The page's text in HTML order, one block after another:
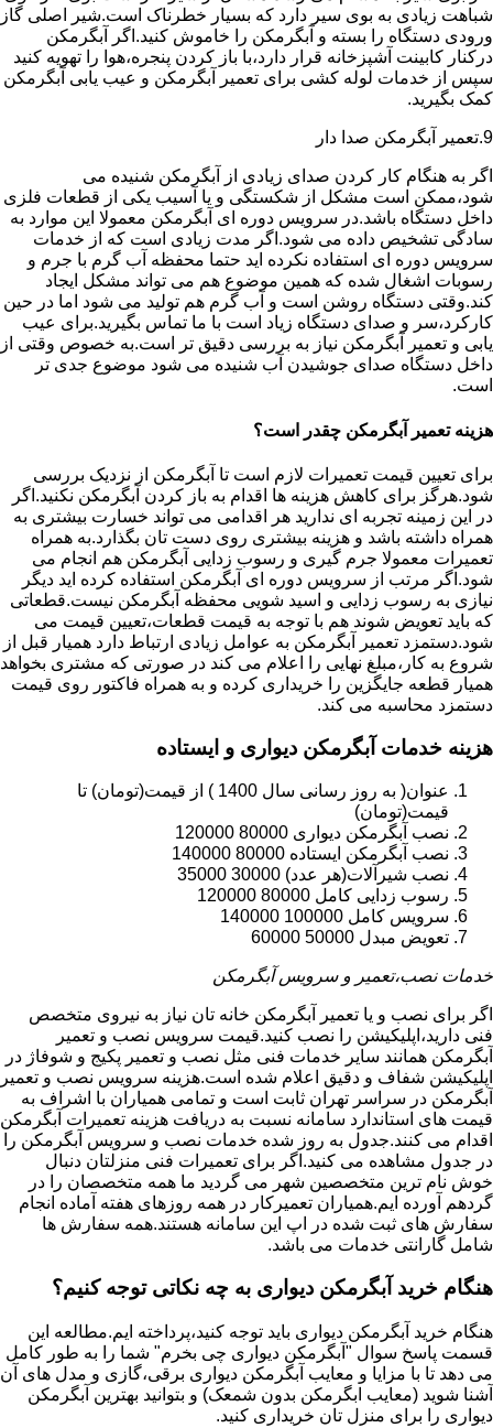
شباهت زیادی به بوی سیر دارد که بسیار خطرناک است.شیر اصلی گاز
ورودی دستگاه را بسته و آبگرمکن را خاموش کنید.اگر آبگرمکن
درکنار کابینت آشپزخانه قرار دارد،با باز کردن پنجره،هوا را تهویه کنید
سپس از خدمات لوله کشی برای تعمیر آبگرمکن و عیب یابی آبگرمکن
کمک بگیرید.
9.تعمیر آبگرمکن صدا دار
اگر به هنگام کار کردن صدای زیادی از آبگرمکن شنیده می
شود،ممکن است مشکل از شکستگی و یا آسیب یکی از قطعات فلزی
داخل دستگاه باشد.در سرویس دوره ای آبگرمکن معمولا این موارد به
سادگی تشخیص داده می شود.اگر مدت زیادی است که از خدمات
سرویس دوره ای استفاده نکرده اید حتما محفظه آب گرم با جرم و
رسوبات اشغال شده که همین موضوع هم می تواند مشکل ایجاد
کند.وقتی دستگاه روشن است و آب گرم هم تولید می شود اما در حین
کارکرد،سر و صدای دستگاه زیاد است با ما تماس بگیرید.برای عیب
یابی و تعمیر آبگرمکن نیاز به بررسی دقیق تر است.به خصوص وقتی از
داخل دستگاه صدای جوشیدن آب شنیده می شود موضوع جدی تر
است.
هزینه تعمیر آبگرمکن چقدر است؟
برای تعیین قیمت تعمیرات لازم است تا آبگرمکن از نزدیک بررسی
شود.هرگز برای کاهش هزینه ها اقدام به باز کردن آبگرمکن نکنید.اگر
در این زمینه تجربه ای ندارید هر اقدامی می تواند خسارت بیشتری به
همراه داشته باشد و هزینه بیشتری روی دست تان بگذارد.به همراه
تعمیرات معمولا جرم گیری و رسوب زدایی آبگرمکن هم انجام می
شود.اگر مرتب از سرویس دوره ای آبگرمکن استفاده کرده اید دیگر
نیازی به رسوب زدایی و اسید شویی محفظه آبگرمکن نیست.قطعاتی
که باید تعویض شوند هم با توجه به قیمت قطعات،تعیین قیمت می
شود.دستمزد تعمیر آبگرمکن به عوامل زیادی ارتباط دارد همیار قبل از
شروع به کار،مبلغ نهایی را اعلام می کند در صورتی که مشتری بخواهد
همیار قطعه جایگزین را خریداری کرده و به همراه فاکتور روی قیمت
دستمزد محاسبه می کند.
هزینه خدمات آبگرمکن دیواری و ایستاده
عنوان( به روز رسانی سال 1400 ) از قیمت(تومان) تا
قیمت(تومان)
نصب آبگرمکن دیواری 80000 120000
نصب آبگرمکن ایستاده 80000 140000
نصب شیرآلات(هر عدد) 30000 35000
رسوب زدایی کامل 80000 120000
سرویس کامل 100000 140000
تعویض مبدل 50000 60000
خدمات نصب،تعمیر و سرویس آبگرمکن
اگر برای نصب و یا تعمیر آبگرمکن خانه تان نیاز به نیروی متخصص
فنی دارید،اپلیکیشن را نصب کنید.قیمت سرویس نصب و تعمیر
آبگرمکن همانند سایر خدمات فنی مثل نصب و تعمیر پکیج و شوفاژ در
اپلیکیشن شفاف و دقیق اعلام شده است.هزینه سرویس نصب و تعمیر
آبگرمکن در سراسر تهران ثابت است و تمامی همیاران با اشراف به
قیمت های استاندارد سامانه نسبت به دریافت هزینه تعمیرات آبگرمکن
اقدام می کنند.جدول به روز شده خدمات نصب و سرویس آبگرمکن را
در جدول مشاهده می کنید.اگر برای تعمیرات فنی منزلتان دنبال
خوش نام ترین متخصصین شهر می گردید ما همه متخصصان را در
گردهم آورده ایم.همیاران تعمیرکار در همه روزهای هفته آماده انجام
سفارش های ثبت شده در اپ این سامانه هستند.همه سفارش ها
شامل گارانتی خدمات می باشد.
هنگام خرید آبگرمکن دیواری به چه نکاتی توجه کنیم؟
هنگام خرید آبگرمکن دیواری باید توجه کنید،پرداخته ایم.مطالعه این
قسمت پاسخ سوال "آبگرمکن دیواری چی بخرم" شما را به طور کامل
می دهد تا با مزایا و معایب آبگرمکن دیواری برقی،گازی و مدل های آن
آشنا شوید (معایب ابگرمکن بدون شمعک) و بتوانید بهترین آبگرمکن
دیواری را برای منزل تان خریداری کنید.